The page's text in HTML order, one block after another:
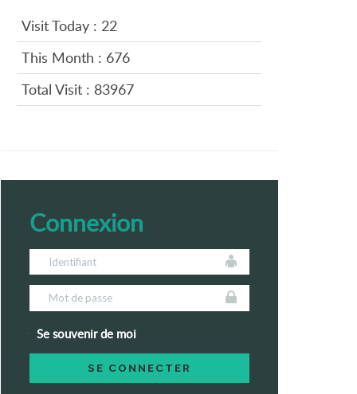
Visit Today : 22
This Month : 676
Total Visit : 83967
Connexion
Se souvenir de moi